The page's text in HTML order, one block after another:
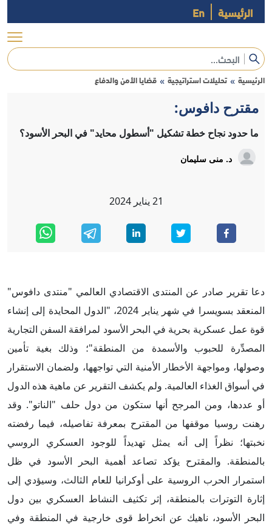
الرئيسية En
الرئيسية » تحليلات استراتيجية » قضايا الأمن والدفاع
مقترح دافوس:
ما حدود نجاح خطة تشكيل "أسطول محايد" في البحر الأسود؟
د. منى سليمان
21 يناير 2024
دعا تقرير صادر عن المنتدى الاقتصادي العالمي "منتدى دافوس"
المنعقد بسويسرا في شهر يناير 2024، "الدول المحايدة إلى إنشاء
قوة عمل عسكرية بحرية في البحر الأسود لمرافقة السفن التجارية
المصدِّرة للحبوب والأسمدة من المنطقة"؛ وذلك بغية تأمين
وصولها، ومواجهة الأخطار الأمنية التي تواجهها، ولضمان الاستقرار
في أسواق الغذاء العالمية. ولم يكشف التقرير عن ماهية هذه الدول
أو عددها، ومن المرجح أنها ستكون من دول حلف "الناتو". وقد
رهنت روسيا موقفها من المقترح بمعرفة تفاصيله، فيما رفضته
نخبتها؛ نظراً إلى أنه يمثل تهديداً للوجود العسكري الروسي
بالمنطقة. والمقترح يؤكد تصاعد أهمية البحر الأسود في ظل
استمرار الحرب الروسية على أوكرانيا للعام الثالث، وسيؤدي إلى
إثارة التوترات بالمنطقة، إثر تكثيف النشاط العسكري بين دول
البحر الأسود، ناهيك عن انخراط قوى خارجية في المنطقة وفي